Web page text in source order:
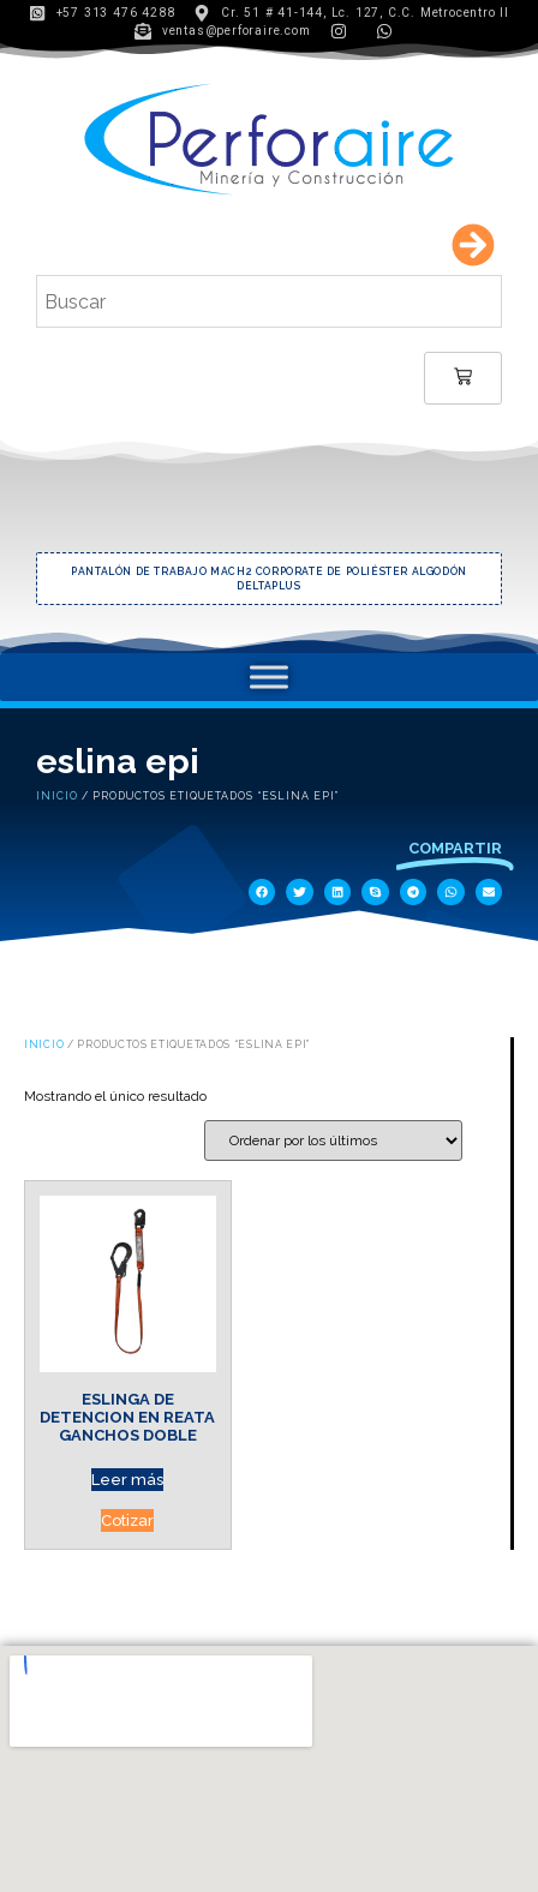
+57 313 476 4288
Cr. 51 # 41-144, Lc. 127, C.C. Metrocentro II
ventas@perforaire.com
PANTALÓN DE TRABAJO MACH2 CORPORATE DE POLIÉSTER ALGODÓN
DELTAPLUS
eslina epi
INICIO / PRODUCTOS ETIQUETADOS “ESLINA EPI”
COMPARTIR
INICIO / PRODUCTOS ETIQUETADOS “ESLINA EPI”
Mostrando el único resultado
ESLINGA DE
DETENCION EN REATA
GANCHOS DOBLE
Leer más
Cotizar